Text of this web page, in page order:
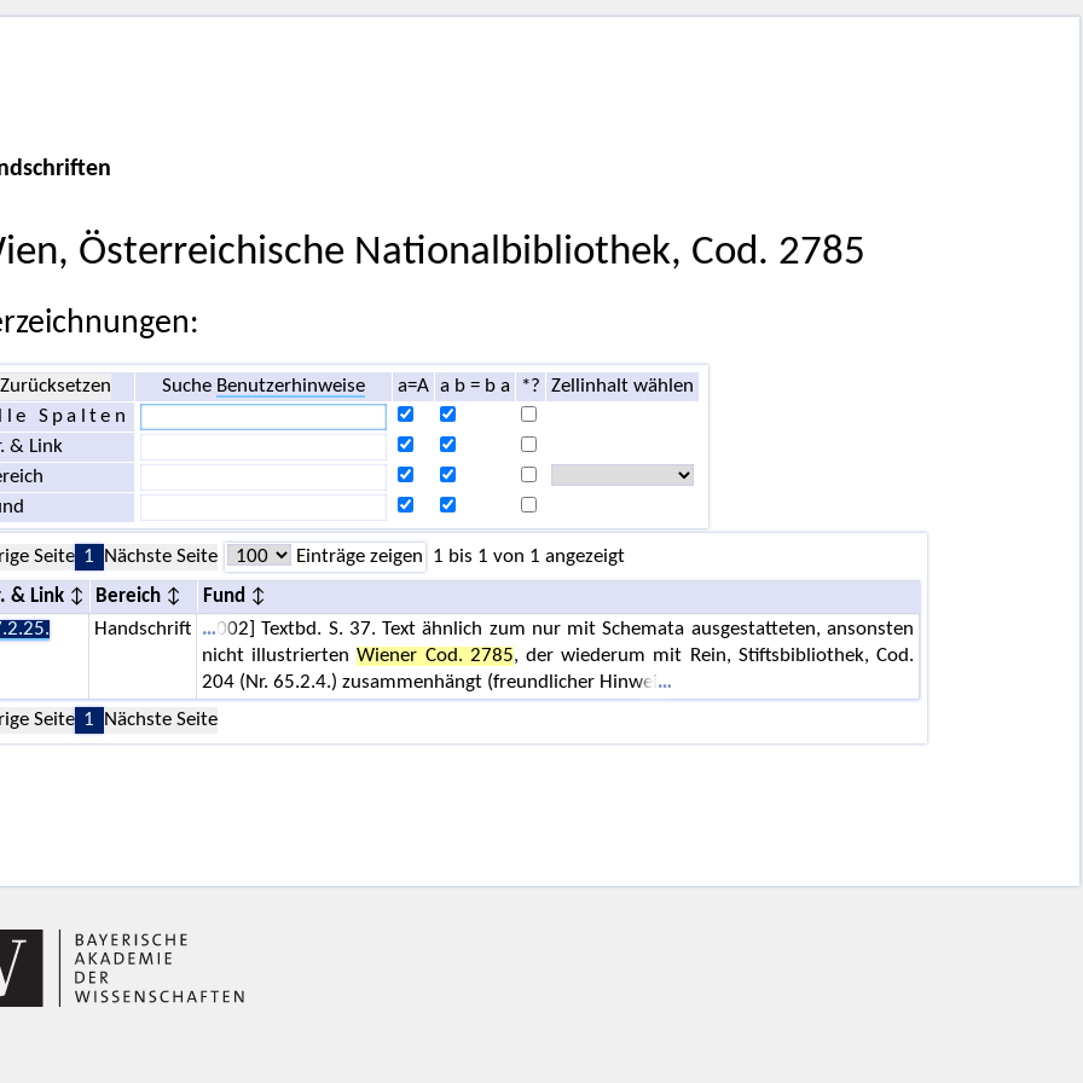
Österreichische Nationalbibliothek, Cod. 2785
Zurücksetzen Suche Benutzerhinweise a=A a b = b a *?
Zellinhalt wählen
Spalten
& Link
Seite 1 Nächste Seite Einträge zeigen 1 bis 1 von 1 angezeigt
& Link Bereich
Fund
Handschrift
002] Textbd. S. 37. Text ähnlich zum nur mit Schemata ausgestatteten, ansonsten
nicht illustriertenWiener Cod. 2785, der wiederum mit Rein, Stiftsbibliothek, Cod.
204 (Nr. 65.2.4.) zusammenhängt (freundlicher Hinwei
Seite 1 Nächste Seite